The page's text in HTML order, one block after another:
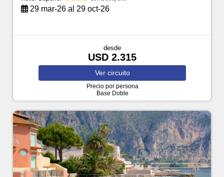
29 mar-26 al 29 oct-26
desde
USD 2.315
Ver circuito
Precio por persona
Base Doble